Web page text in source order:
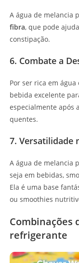
A água de melancia
fibra, que pode
constipação.
6. Combate a
Por ser rica em
bebida excelente
especialmente após
quentes.
7. Versatilidade
A água de melancia
seja em bebidas,
Ela é uma base
ou smoothies
Combinações
refrigerante